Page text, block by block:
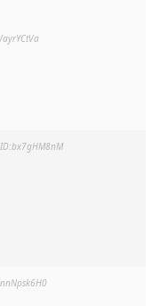
bx7gHM8nM
nnNpsk6H0